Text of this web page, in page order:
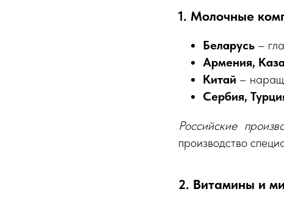
1. Молочные
Беларусь –
Армения,
Китай –
Сербия,
Российские
производство
2. Витамины и